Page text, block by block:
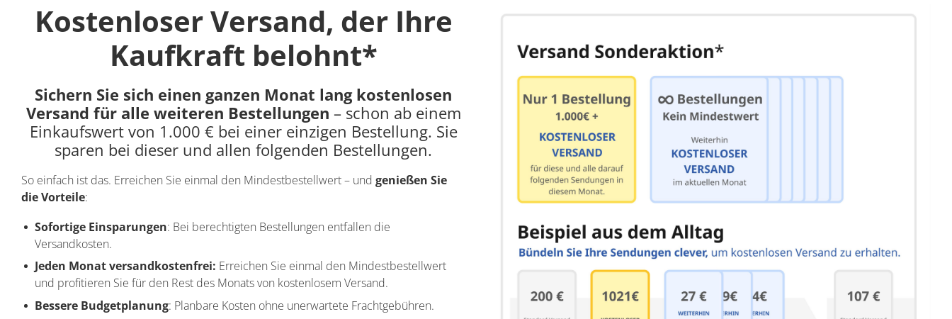
Kostenloser Versand, der Ihre
Kaufkraft belohnt*
Sichern Sie sich einen ganzen Monat lang kostenlosen
Versand für alle weiteren Bestellungen – schon ab einem
Einkaufswert von 1.000 € bei einer einzigen Bestellung. Sie
sparen bei dieser und allen folgenden Bestellungen.​
So einfach ist das. Erreichen Sie einmal den Mindestbestellwert – und genießen Sie
die Vorteile:​​​
Sofortige Einsparungen: Bei berechtigten Bestellungen entfallen die
Versandkosten.
Jeden Monat versandkostenfrei: Erreichen Sie einmal den Mindestbestellwert
und profitieren Sie für den Rest des Monats von kostenlosem Versand.
Bessere Budgetplanung: Planbare Kosten ohne unerwartete Frachtgebühren.